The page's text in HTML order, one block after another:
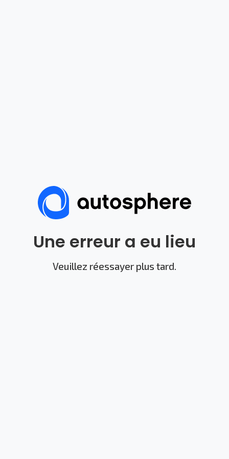
Une erreur a eu lieu
Veuillez réessayer plus tard.